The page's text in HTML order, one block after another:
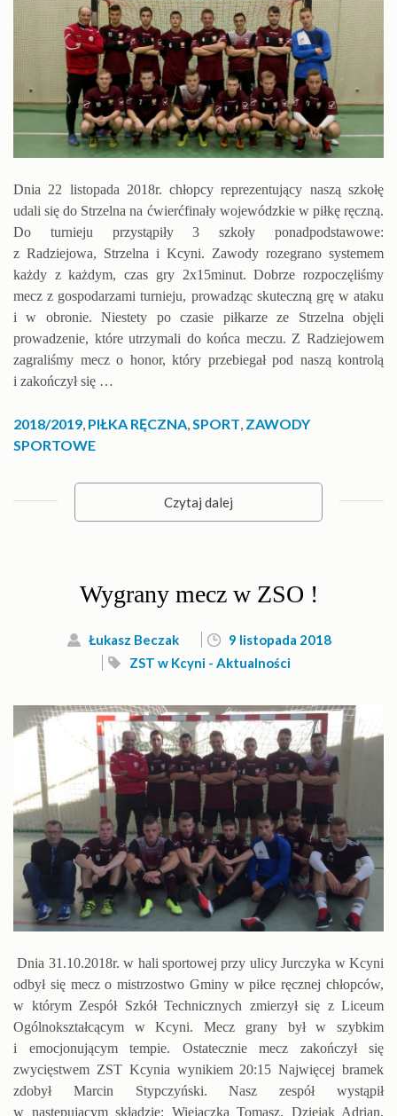
Dnia 22 listopada 2018r. chłopcy reprezentujący naszą szkołę
udali się do Strzelna na ćwierćfinały wojewódzkie w piłkę ręczną.
Do turnieju przystąpiły 3 szkoły ponadpodstawowe:
z Radziejowa, Strzelna i Kcyni. Zawody rozegrano systemem
każdy z każdym, czas gry 2x15minut. Dobrze rozpoczęliśmy
mecz z gospodarzami turnieju, prowadząc skuteczną grę w ataku
i w obronie. Niestety po czasie piłkarze ze Strzelna objęli
prowadzenie, które utrzymali do końca meczu. Z Radziejowem
zagraliśmy mecz o honor, który przebiegał pod naszą kontrolą
i zakończył się …
2018/2019, PIŁKA RĘCZNA,SPORT, ZAWODY
SPORTOWE
Czytaj dalej
Wygrany mecz w ZSO !
Łukasz Beczak
9 listopada 2018
ZST w Kcyni - Aktualności
Dnia 31.10.2018r. w hali sportowej przy ulicy Jurczyka w Kcyni
odbył się mecz o mistrzostwo Gminy w piłce ręcznej chłopców,
w którym Zespół Szkół Technicznych zmierzył się z Liceum
Ogólnokształcącym w Kcyni. Mecz grany był w szybkim
i emocjonującym tempie. Ostatecznie mecz zakończył się
zwycięstwem ZST Kcynia wynikiem 20:15 Najwięcej bramek
zdobył Marcin Stypczyński. Nasz zespół wystąpił
w następującym składzie: Wiejaczka Tomasz, Dziejak Adrian,